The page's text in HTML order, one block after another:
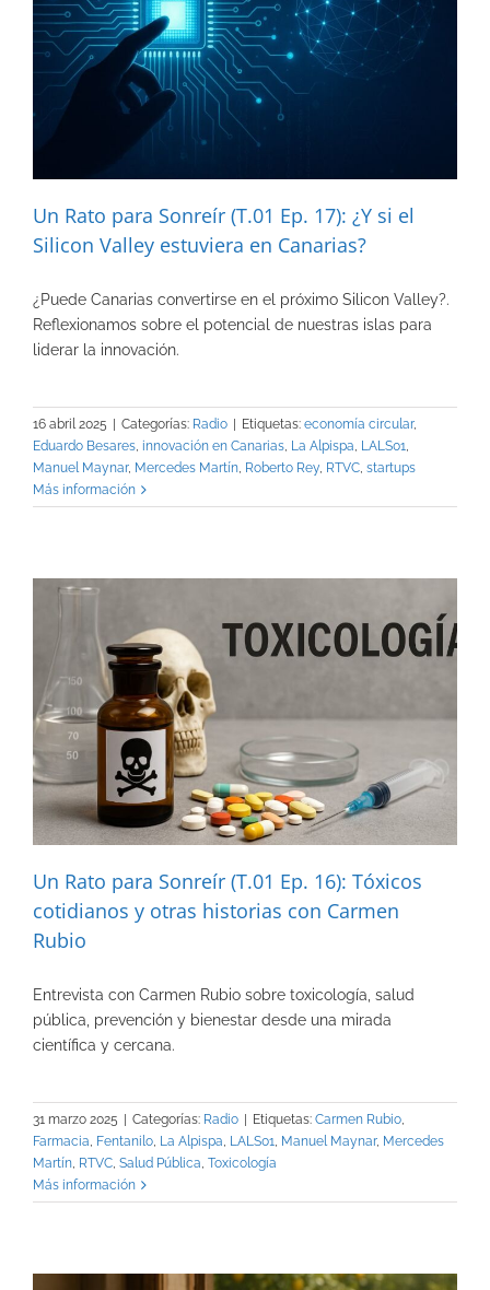
Un Rato para Sonreír (T.01 Ep. 17): ¿Y si el
Silicon Valley estuviera en Canarias?
¿Puede Canarias convertirse en el próximo Silicon Valley?.
Reflexionamos sobre el potencial de nuestras islas para
liderar la innovación.
16 abril 2025 | Categorías: Radio | Etiquetas: economía circular,
Eduardo Besares, innovación en Canarias, La Alpispa, LALS01,
Manuel Maynar, Mercedes Martín, Roberto Rey, RTVC, startups
Más información
Un Rato para Sonreír (T.01 Ep. 16): Tóxicos
cotidianos y otras historias con Carmen
Rubio
Entrevista con Carmen Rubio sobre toxicología, salud
pública, prevención y bienestar desde una mirada
científica y cercana.
31 marzo 2025 Categorías: Radio Etiquetas: Carmen Rubio,
Farmacia, Fentanilo, La Alpispa, LALS01, Manuel Maynar, Mercedes
Martín, RTVC, Salud Pública, Toxicología
Más información